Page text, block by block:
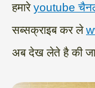
p
m
k
हमारेyoutube
सब्सक्राइब कर ले
अब देख लेते है की